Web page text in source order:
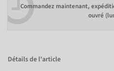
Commandez maintenant,
ouvré
Détails de l'article